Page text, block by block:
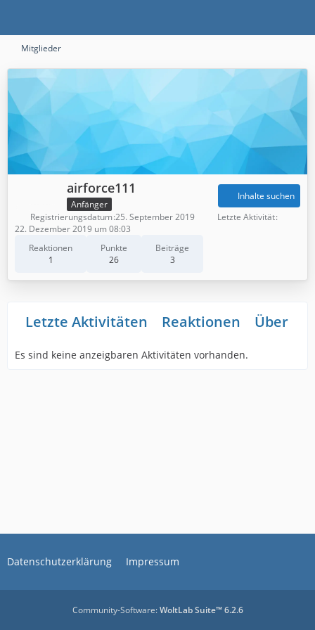
Mitglieder
airforce111
Anfänger
Reaktionen
1
Punkte
26
Beiträge
3
Inhalte suchen
Registrierungsdatum 25. September 2019
Letzte Aktivität
22. Dezember 2019 um 08:03
Letzte Aktivitäten Reaktionen Über
Es sind keine anzeigbaren Aktivitäten vorhanden.
Datenschutzerklärung Impressum
Community-Software:WoltLab Suite™ 6.2.6